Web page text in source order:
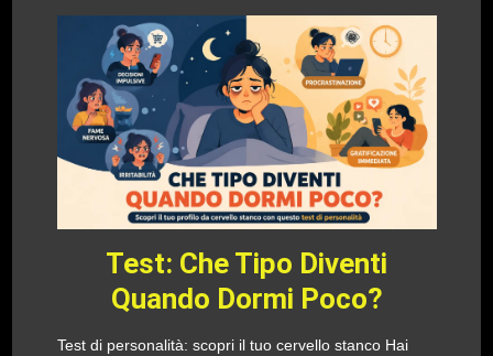
Test: Che Tipo Diventi
Quando Dormi Poco?
Test di personalità: scopri il tuo cervello stanco Hai